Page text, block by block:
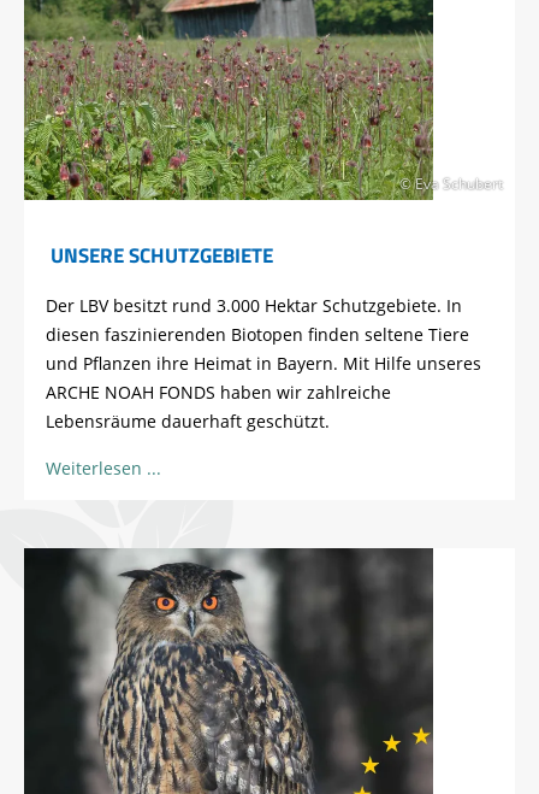
© Eva Schubert
UNSERE SCHUTZGEBIETE
Der LBV besitzt rund 3.000 Hektar Schutzgebiete. In
diesen faszinierenden Biotopen finden seltene Tiere
und Pflanzen ihre Heimat in Bayern. Mit Hilfe unseres
ARCHE NOAH FONDS haben wir zahlreiche
Lebensräume dauerhaft geschützt.
Weiterlesen